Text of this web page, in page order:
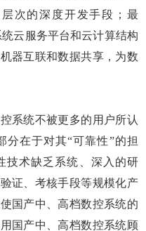
次的深度开发手段；最
云服务平台和云计算结构
器互联和数据共享，为数
统不被更多的用户所认
分在于对其“可靠性”的担
技术缺乏系统、深入的研
证、考核手段等规模化产
国产中、高档数控系统的
国产中、高档数控系统顾